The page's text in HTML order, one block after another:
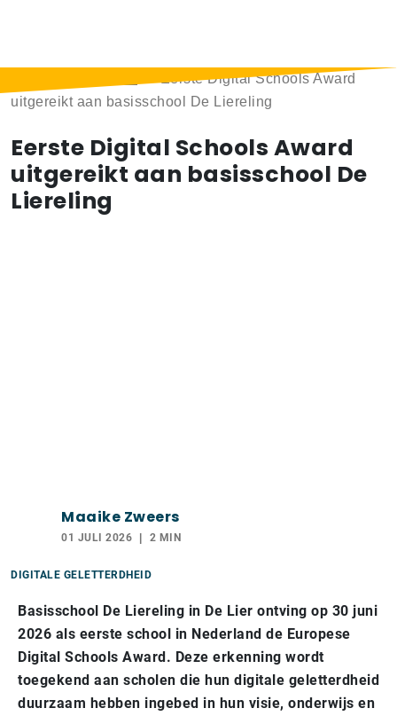
Eerste Digital Schools Award
uitgereikt aan basisschool De Liereling
Eerste Digital Schools Award
uitgereikt aan basisschool De
Liereling
Maaike Zweers
01 JULI 2026 2 MIN
DIGITALE GELETTERDHEID
Basisschool De Liereling in De Lier ontving op 30 juni
2026 als eerste school in Nederland de Europese
Digital Schools Award. Deze erkenning wordt
toegekend aan scholen die hun digitale geletterdheid
duurzaam hebben ingebed in hun visie, onderwijs en